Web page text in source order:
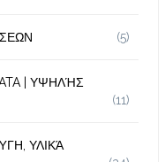
(5)
| ΥΨΗΛΉΣ
(11)
ΥΛΙΚΆ